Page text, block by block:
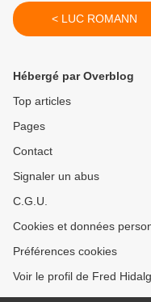
< LUC ROMANN
Hébergé par Overblog
Top articles
Pages
Contact
Signaler un abus
C.G.U.
Cookies et données
Préférences cookies
Voir le profil de Fred